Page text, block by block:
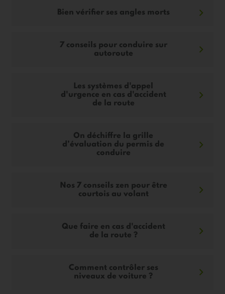
Bien vérifier ses angles morts
7 conseils pour conduire sur
autoroute
Les systèmes d'appel
d'urgence en cas d'accident
de la route
On déchiffre la grille
d’évaluation du permis de
conduire
Nos 7 conseils zen pour être
courtois au volant
Que faire en cas d'accident
de la route ?
Comment contrôler ses
niveaux de voiture ?